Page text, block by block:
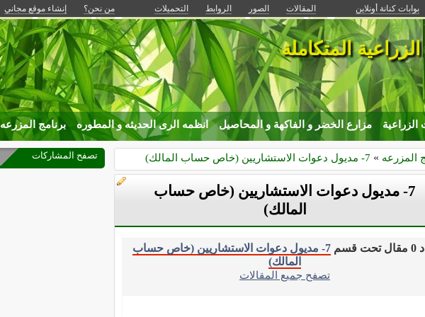
بوابات كنانة أونلاين المقالات الصور الروابط التحميلات من نحن؟ إنشاء موقع مجاني
المتكاملة
الزراعية مزارع الخضر و الفاكهة و المحاصيل انظمه الرى الحديثه و المطوره برنامج المزرعه
المزرعه » 7- مديول دعوات الاستشاريين (خاص حساب المالك)
7- مديول دعوات الاستشاريين (خاص حساب
المالك)
قسم
7- مديول دعوات الاستشاريين (خاص حساب
المالك)
تصفح جميع المقالات
تصفح المشاركات